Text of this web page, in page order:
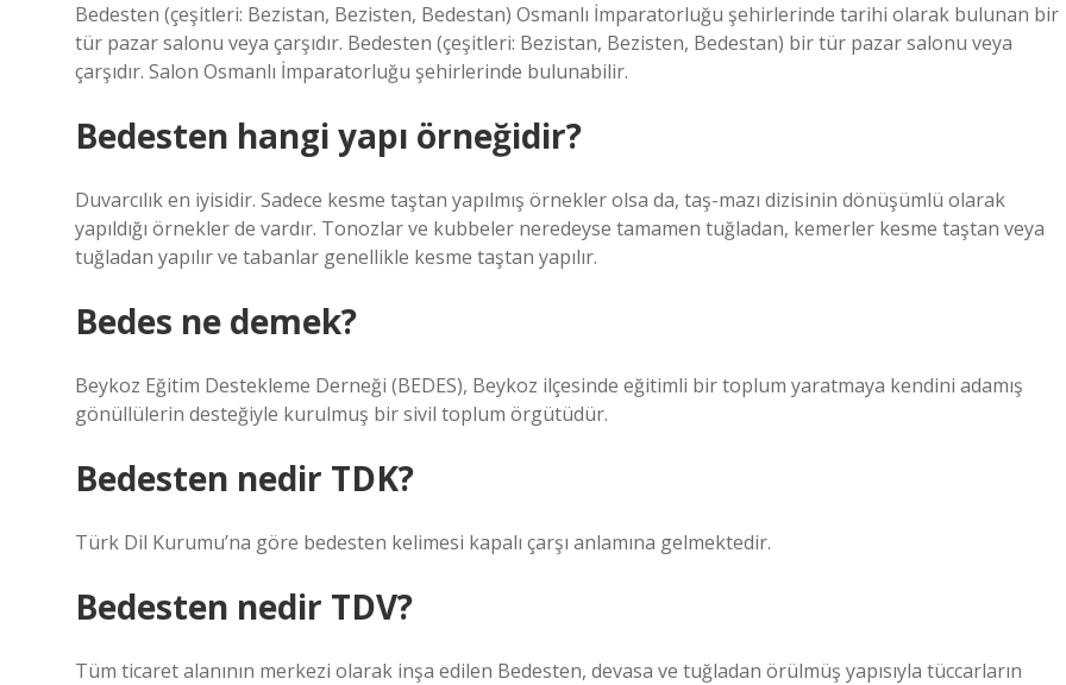
Bedesten (çeşitleri: Bezistan, Bezisten, Bedestan) Osmanlı İmparatorluğu şehirlerinde tarihi olarak bulunan bir
tür pazar salonu veya çarşıdır. Bedesten (çeşitleri: Bezistan, Bezisten, Bedestan) bir tür pazar salonu veya
çarşıdır. Salon Osmanlı İmparatorluğu şehirlerinde bulunabilir.
Bedesten hangi yapı örneğidir?
Duvarcılık en iyisidir. Sadece kesme taştan yapılmış örnekler olsa da, taş-mazı dizisinin dönüşümlü olarak
yapıldığı örnekler de vardır. Tonozlar ve kubbeler neredeyse tamamen tuğladan, kemerler kesme taştan veya
tuğladan yapılır ve tabanlar genellikle kesme taştan yapılır.
Bedes ne demek?
Beykoz Eğitim Destekleme Derneği (BEDES), Beykoz ilçesinde eğitimli bir toplum yaratmaya kendini adamış
gönüllülerin desteğiyle kurulmuş bir sivil toplum örgütüdür.
Bedesten nedir TDK?
Türk Dil Kurumu’na göre bedesten kelimesi kapalı çarşı anlamına gelmektedir.
Bedesten nedir TDV?
Tüm ticaret alanının merkezi olarak inşa edilen Bedesten, devasa ve tuğladan örülmüş yapısıyla tüccarların